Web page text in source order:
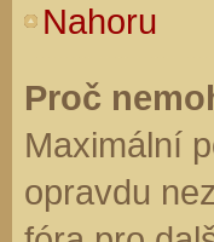
Nahoru
Proč
Maximální
opravdu